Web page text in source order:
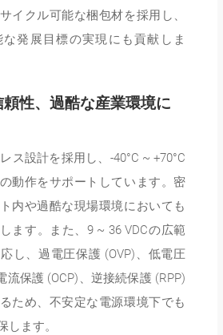
イクル可能な梱包材を採用し、
発展目標の実現にも貢献しま
性、過酷な産業環境に
ス設計を採用し、-40°C ~ +70°C
動作をサポートしています。密
内や過酷な現場環境においても
ます。また、9 ~ 36 VDCの広範
し、過電圧保護 (OVP)、低電圧
流保護 (OCP)、逆接続保護 (RPP)
ため、不安定な電源環境下でも
します。